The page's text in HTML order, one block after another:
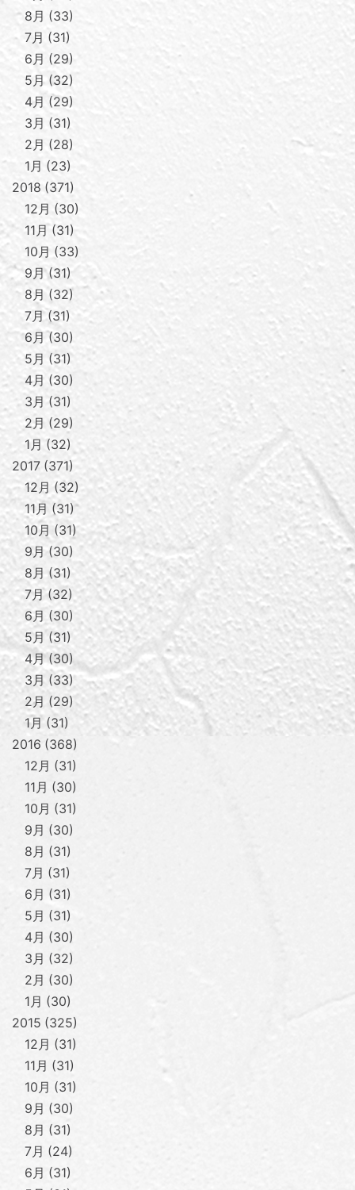
8月
33
7月
31
6月
29
5月 32
4月
29
3月
31
2月
28
1月
23
2018 371
12月
30
11月
31
10月
33
9月 31
8月
32
7月 31
6月
30
5月
31
4月
30
3月
31
2月
29
1月
32
2017 371
12月
32
11月
31
10月
31
9月
30
8月
31
7月 32
6月
30
5月
31
4月 30
3月
33
2月
29
1月
31
2016 368
12月
31
11月
30
10月
31
9月
30
8月
31
7月
31
6月
31
5月
31
4月
30
3月
32
2月
30
1月
30
2015 325
12月
31
11月
31
10月
31
9月
30
8月
31
7月
24
6月
31